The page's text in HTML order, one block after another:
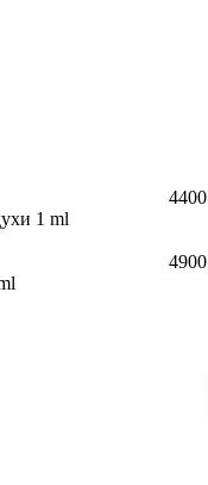
1 ml
4400
4900